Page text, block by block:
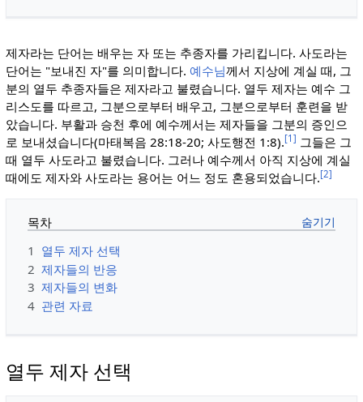
제자라는 단어는 배우는 자 또는 추종자를 가리킵니다. 사도라는
단어는 "보내진 자"를 의미합니다. 예수님께서 지상에 계실 때, 그
분의 열두 추종자들은 제자라고 불렸습니다. 열두 제자는 예수 그
리스도를 따르고, 그분으로부터 배우고, 그분으로부터 훈련을 받
았습니다. 부활과 승천 후에 예수께서는 제자들을 그분의 증인으
로 보내셨습니다(마태복음 28:18-20; 사도행전 1:8).[1] 그들은 그
때 열두 사도라고 불렸습니다. 그러나 예수께서 아직 지상에 계실
때에도 제자와 사도라는 용어는 어느 정도 혼용되었습니다.[2]
목차
1 열두 제자 선택
2 제자들의 반응
3 제자들의 변화
4 관련 자료
열두 제자 선택